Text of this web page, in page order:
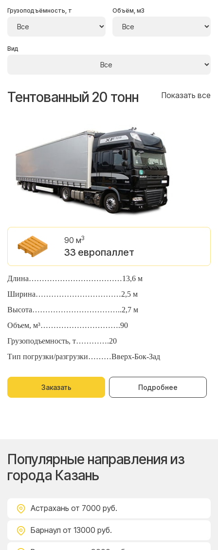
Грузоподъёмность, т Объём, м3
Вид
Тентованный 20 тонн Показать все
90 м3
33 европаллет
Длина………………………………13,6 м
Ширина……………………………2,5 м
Высота……………………………..2,7 м
Объем, м³………………………….90
Грузоподъемность, т………….20
Тип погрузки/разгрузки………Вверх-Бок-Зад
Заказать Подробнее
Популярные направления из
города Казань
Астрахань от 7000 руб.
Барнаул от 13000 руб.